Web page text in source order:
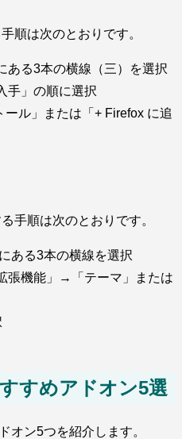
順は次のとおりです。
ある3本の横線（三）を選択
手」の順に選択
ル」または「+ Firefox に追
手順は次のとおりです。
ある3本の横線を選択
張機能」→「テーマ」または
すめアドオン5選
オン5つを紹介します。